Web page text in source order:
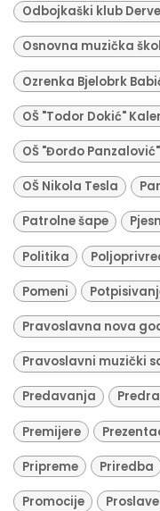
Odbojkaški klub
Osnovna muzička
Ozrenka Bjelobrk
OŠ "Todor Dokić"
OŠ "Đorđo
OŠ Nikola Tesla
Patrolne šape
Politika
Pomeni
Pravoslavna nova
Pravoslavni muzički
Predavanja
Premijere
Pripreme Priredba
Promocije Proslave